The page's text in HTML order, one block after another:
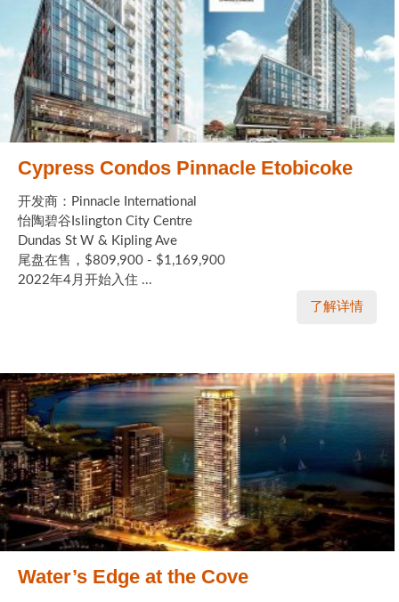
Cypress Condos Pinnacle Etobicoke
开发商：Pinnacle International
怡陶碧谷Islington City Centre
Dundas St W & Kipling Ave
尾盘在售，$809,900 - $1,169,900
2022年4月开始入住 ...
了解详情
Water’s Edge at the Cove